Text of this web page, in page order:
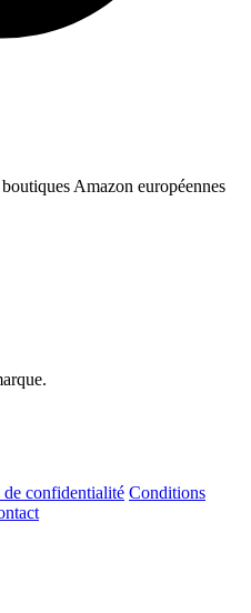
Amazon européennes
confidentialité Conditions